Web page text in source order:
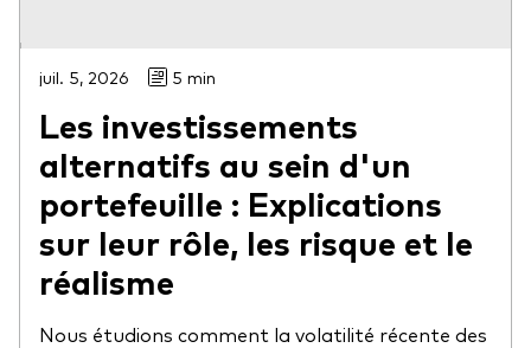
juil. 5, 2026 5 min
Les investissements
alternatifs au sein d'un
portefeuille : Explications
sur leur rôle, les risque et le
réalisme
Nous étudions comment la volatilité récente des